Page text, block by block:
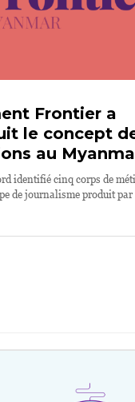
Frontier a
le concept
au
identifié cinq corps de
de journalisme produit